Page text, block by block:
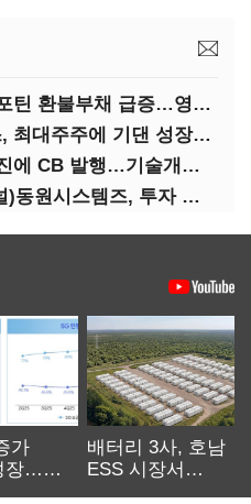
[IB토마토]경동제약, 알포틴 환불부채 급증…영업이익 30% 잠식
[IB토마토]아미노로직스, 최대주주에 기댄 성장…높은 의존도 '양날의 검'
[IB토마토]큐렉소, 의료진에 CB 발행…기술개발 명분 뒤 보상 논란
[IB토마토](크레딧시그널)동원시스템즈, 투자 속도 조절이 만든 재무 안정화
가
장…
배터리 3사, 호남
ESS 시장서